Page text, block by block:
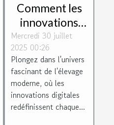
Comment les
innovations
digitales
transforment-
elles l'élevage
moderne ?
Mercredi 30 juillet
2025 00:26
Plongez dans l'univers
fascinant de l'élevage
moderne, où les
innovations digitales
redéfinissent chaque...